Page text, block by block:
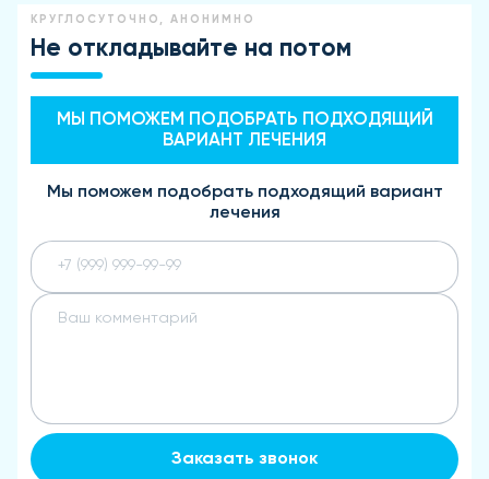
КРУГЛОСУТОЧНО, АНОНИМНО
Не откладывайте на потом
МЫ ПОМОЖЕМ ПОДОБРАТЬ ПОДХОДЯЩИЙ
ВАРИАНТ ЛЕЧЕНИЯ
Мы поможем подобрать подходящий вариант
лечения
Заказать звонок